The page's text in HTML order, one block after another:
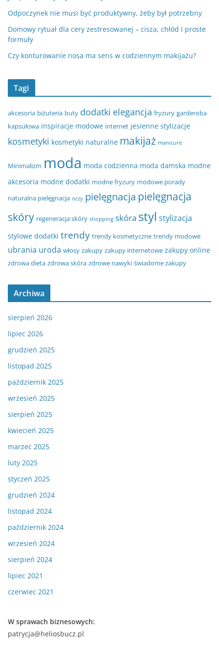
Odpoczynek nie musi być produktywny, żeby był potrzebny
Domowy rytuał dla cery zestresowanej – cisza, chłód i proste
formuły
Czy konturowanie nosa ma sens w codziennym makijażu?
Tagi
akcesoria biżuteria buty dodatki elegancja fryzury garderoba
kapsułowa inspiracje modowe internet jesienne stylizacje
kosmetyki kosmetyki naturalne makijaż manicure
Minimalizm moda moda codzienna moda damska modne
akcesoria modne dodatki modne fryzury modowe porady
naturalna pielęgnacja oczy pielęgnacja pielęgnacja
skóry regeneracja skóry shopping skóra styl stylizacja
stylowe dodatki trendy trendy kosmetyczne trendy modowe
ubrania uroda włosy zakupy zakupy internetowe zakupy online
zdrowa dieta zdrowa skóra zdrowe nawyki świadome zakupy
Archiwa
sierpień 2026
lipiec 2026
grudzień 2025
listopad 2025
październik 2025
wrzesień 2025
sierpień 2025
kwiecień 2025
marzec 2025
luty 2025
styczeń 2025
grudzień 2024
listopad 2024
październik 2024
wrzesień 2024
sierpień 2024
lipiec 2021
czerwiec 2021
W sprawach biznesowych:
patrycja@heliosbucz.pl